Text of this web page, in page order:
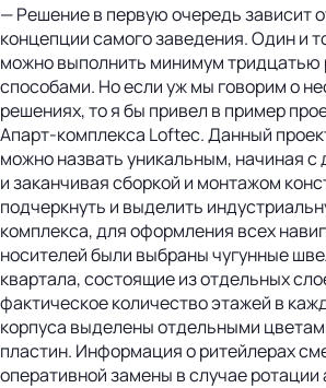
— Решение в первую очередь зависит
концепции самого заведения. Один и
можно выполнить минимум тридцатью
способами. Но если уж мы говорим о
решениях, то я бы привел в пример
Апарт-комплекса Loftec. Данный
можно назвать уникальным, начиная с
и заканчивая сборкой и монтажом
подчеркнуть и выделить
комплекса, для оформления всех
носителей были выбраны чугунные
квартала, состоящие из отдельных
фактическое количество этажей в
корпуса выделены отдельными
пластин. Информация о ритейлерах
оперативной замены в случае ротации